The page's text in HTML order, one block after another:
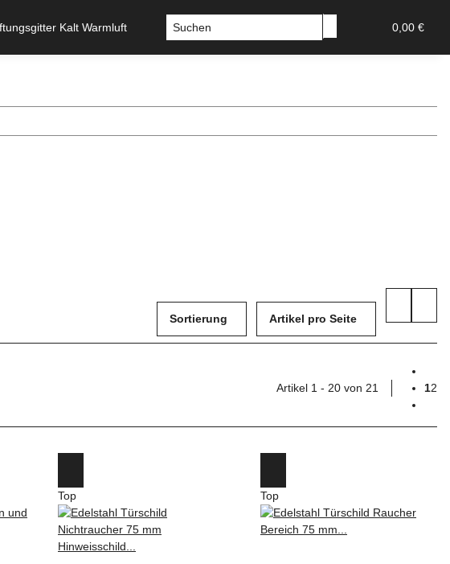
0,00 €
Kalt Warmluft Sicherheitstechnik-Tresore Stossgriffe u
Sortierung Artikel pro Seite
Artikel 1 - 20 von 21 12
Top Top